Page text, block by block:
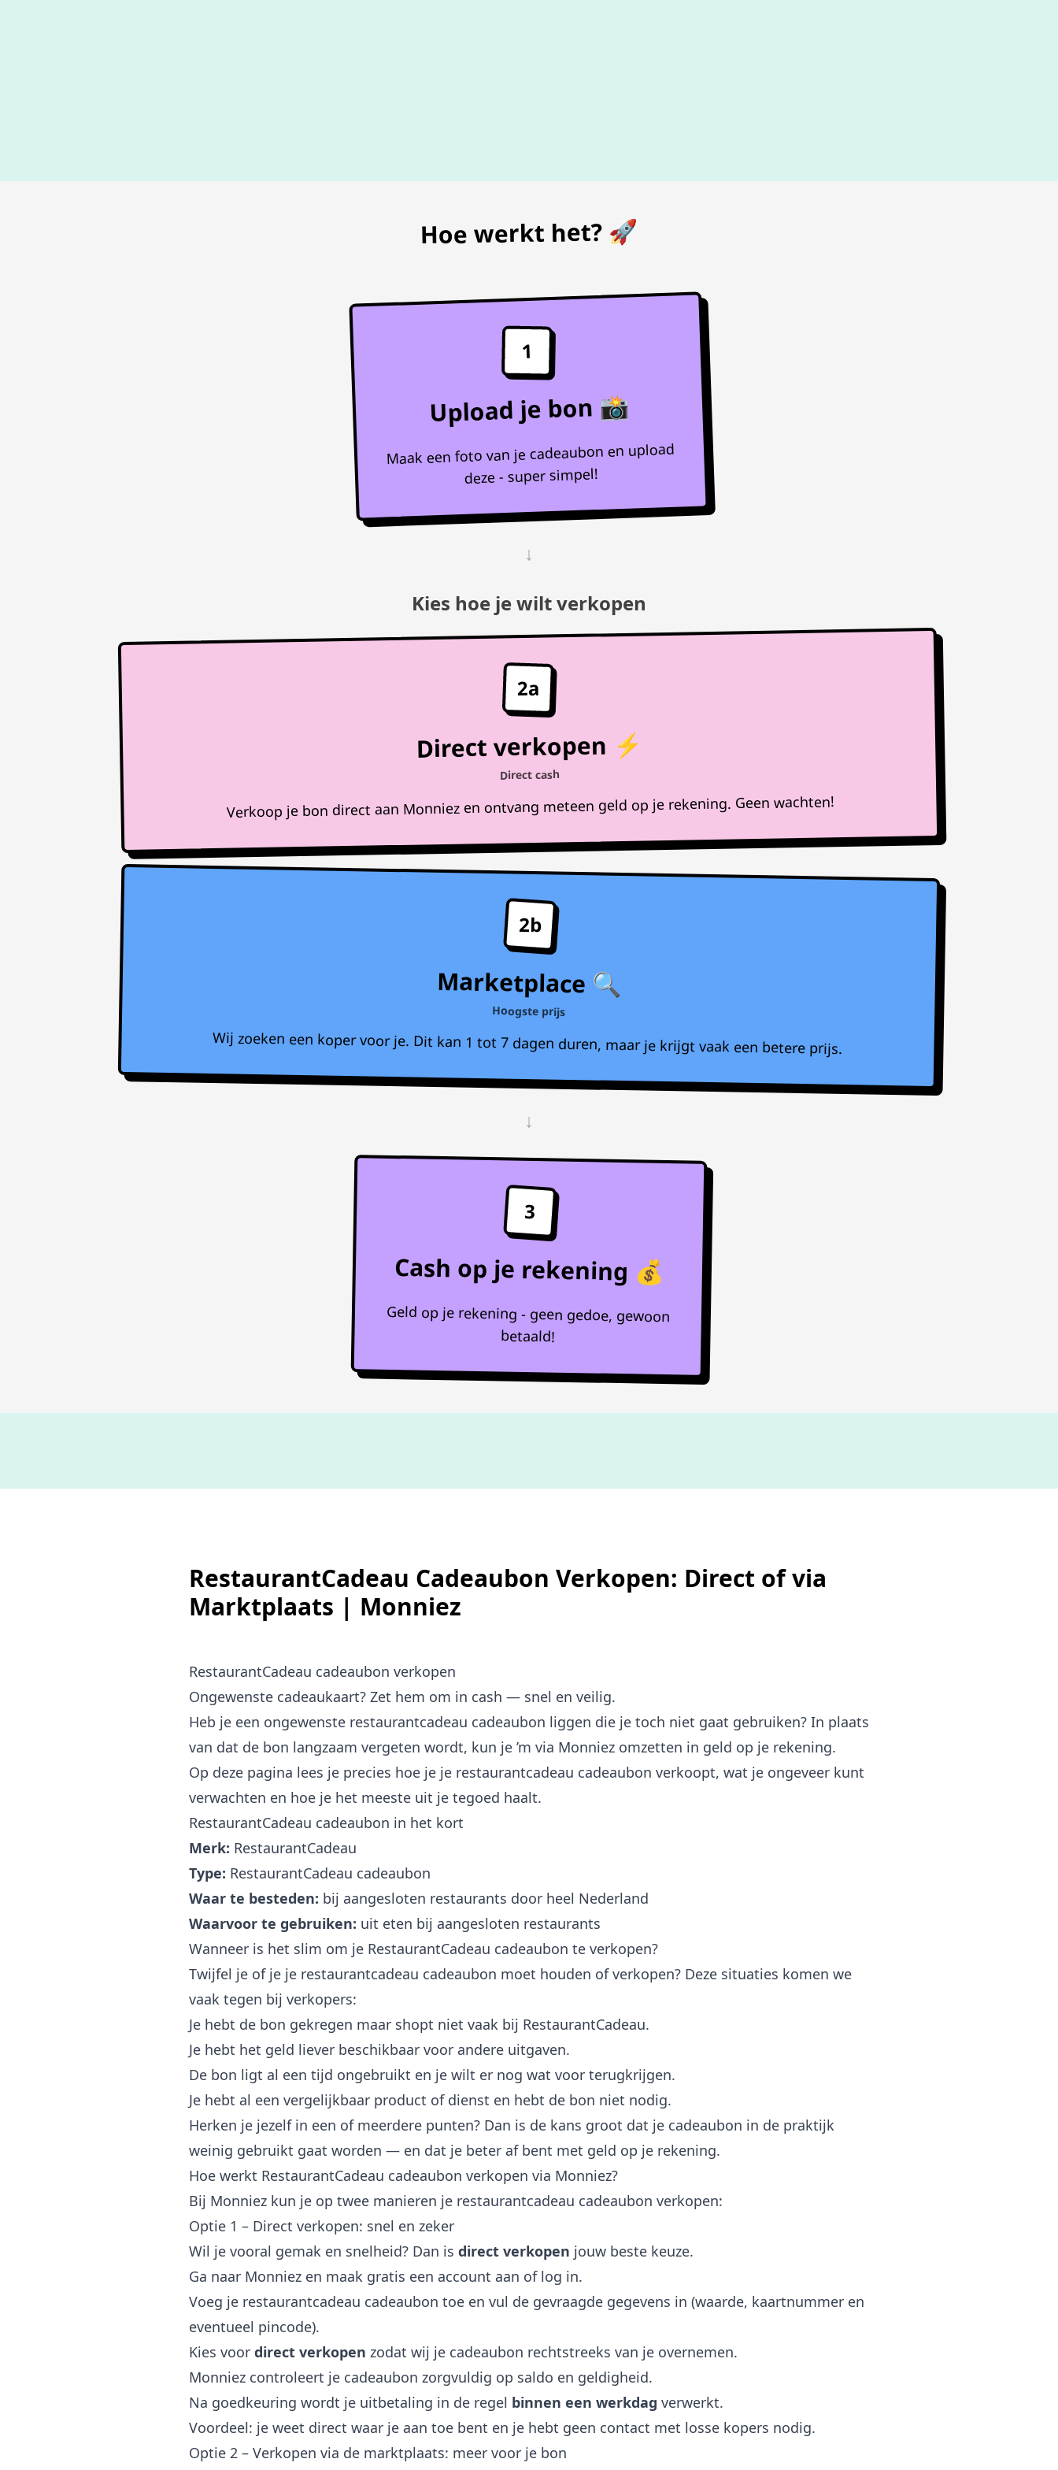
Hoe werkt het? 🚀
1
Upload je bon 📸
Maak een foto van je cadeaubon en upload
deze - super simpel!
↓
Kies hoe je wilt verkopen
2a
Direct verkopen ⚡
Direct cash
Verkoop je bon direct aan Monniez en ontvang meteen geld op je rekening. Geen wachten!
2b
Marketplace 🔍
Hoogste prijs
Wij zoeken een koper voor je. Dit kan 1 tot 7 dagen duren, maar je krijgt vaak een betere prijs.
↓
3
Cash op je rekening 💰
Geld op je rekening - geen gedoe, gewoon
betaald!
RestaurantCadeau Cadeaubon Verkopen: Direct of via
Marktplaats | Monniez
RestaurantCadeau cadeaubon verkopen
Ongewenste cadeaukaart? Zet hem om in cash — snel en veilig.
Heb je een ongewenste restaurantcadeau cadeaubon liggen die je toch niet gaat gebruiken? In plaats
van dat de bon langzaam vergeten wordt, kun je ’m via Monniez omzetten in geld op je rekening.
Op deze pagina lees je precies hoe je je restaurantcadeau cadeaubon verkoopt, wat je ongeveer kunt
verwachten en hoe je het meeste uit je tegoed haalt.
RestaurantCadeau cadeaubon in het kort
Merk: RestaurantCadeau
Type: RestaurantCadeau cadeaubon
Waar te besteden: bij aangesloten restaurants door heel Nederland
Waarvoor te gebruiken: uit eten bij aangesloten restaurants
Wanneer is het slim om je RestaurantCadeau cadeaubon te verkopen?
Twijfel je of je je restaurantcadeau cadeaubon moet houden of verkopen? Deze situaties komen we
vaak tegen bij verkopers:
Je hebt de bon gekregen maar shopt niet vaak bij RestaurantCadeau.
Je hebt het geld liever beschikbaar voor andere uitgaven.
De bon ligt al een tijd ongebruikt en je wilt er nog wat voor terugkrijgen.
Je hebt al een vergelijkbaar product of dienst en hebt de bon niet nodig.
Herken je jezelf in een of meerdere punten? Dan is de kans groot dat je cadeaubon in de praktijk
weinig gebruikt gaat worden — en dat je beter af bent met geld op je rekening.
Hoe werkt RestaurantCadeau cadeaubon verkopen via Monniez?
Bij Monniez kun je op twee manieren je restaurantcadeau cadeaubon verkopen:
Optie 1 – Direct verkopen: snel en zeker
Wil je vooral gemak en snelheid? Dan is direct verkopen jouw beste keuze.
Ga naar Monniez en maak gratis een account aan of log in.
Voeg je restaurantcadeau cadeaubon toe en vul de gevraagde gegevens in (waarde, kaartnummer en
eventueel pincode).
Kies voor direct verkopen zodat wij je cadeaubon rechtstreeks van je overnemen.
Monniez controleert je cadeaubon zorgvuldig op saldo en geldigheid.
Na goedkeuring wordt je uitbetaling in de regel binnen een werkdag verwerkt.
Voordeel: je weet direct waar je aan toe bent en je hebt geen contact met losse kopers nodig.
Optie 2 – Verkopen via de marktplaats: meer voor je bon